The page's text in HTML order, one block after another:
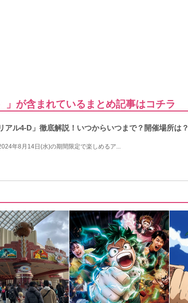
」が含まれているまとめ記事はコチラ
アル4-D」徹底解説！いつからいつまで？開催場所は？
年8月14日(水)の期間限定で楽しめるア...